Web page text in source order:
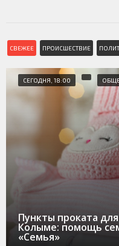
СВЕЖЕЕ ПРОИСШЕСТВИЕ
СЕГОДНЯ, 18:00
Пункты проката
Колыме: помощь
«Семья»